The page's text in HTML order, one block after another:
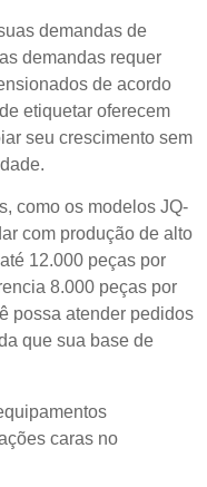
demandas de
demandas requer
de acordo
etiquetar oferecem
seu crescimento sem
como os modelos JQ-
com produção de alto
12.000 peças por
8.000 peças por
possa atender pedidos
que sua base de
caras no